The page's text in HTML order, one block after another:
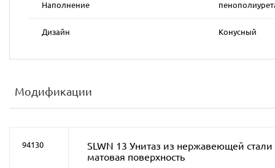
Наполнение
Дизайн Конусный
Модификации
94130
SLWN 13 Унитаз из нержавеющей
матовая поверхность